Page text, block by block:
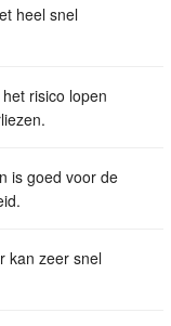
heel snel
risico lopen
is goed voor de
kan zeer snel